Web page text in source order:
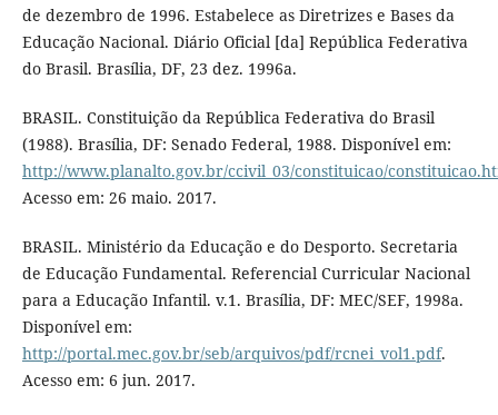
de dezembro de 1996. Estabelece as Diretrizes e Bases da
Educação Nacional. Diário Oficial [da] República Federativa
do Brasil. Brasília, DF, 23 dez. 1996a.
BRASIL. Constituição da República Federativa do Brasil
(1988). Brasília, DF: Senado Federal, 1988. Disponível em:
http://www.planalto.gov.br/ccivil_03/constituicao/
Acesso em: 26 maio. 2017.
BRASIL. Ministério da Educação e do Desporto. Secretaria
de Educação Fundamental. Referencial Curricular Nacional
para a Educação Infantil. v.1. Brasília, DF: MEC/SEF, 1998a.
Disponível em:
http://portal.mec.gov.br/seb/arquivos/pdf/rcnei_vol1.pdf.
Acesso em: 6 jun. 2017.